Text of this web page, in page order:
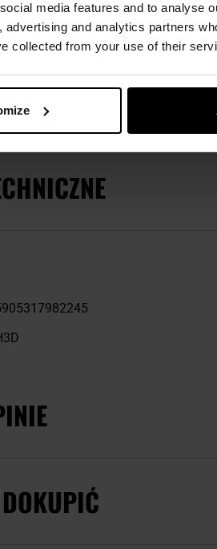
media features and to analyse
and analytics partners
collected from your use of their